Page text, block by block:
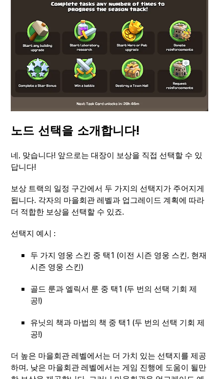
노드 선택을 소개합니다!
네, 맞습니다! 앞으로는 대장이 보상을 직접 선택할 수 있
답니다!
보상 트랙의 일정 구간에서 두 가지의 선택지가 주어지게
됩니다. 각자의 마을회관 레벨과 업그레이드 계획에 따라
더 적합한 보상을 선택할 수 있죠.
선택지 예시 :
두 가지 영웅 스킨 중 택1 (이전 시즌 영웅 스킨, 현재
시즌 영웅 스킨)
골드 룬과 엘릭서 룬 중 택1 (두 번의 선택 기회 제
공!)
유닛의 책과 마법의 책 중 택1 (두 번의 선택 기회 제
공!)
더 높은 마을회관 레벨에서는 더 가치 있는 선택지를 제공
하며, 낮은 마을회관 레벨에서는 게임 진행에 도움이 될만